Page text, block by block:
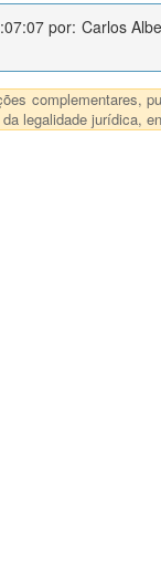
por: Carlos
complementares,
legalidade jurídica,